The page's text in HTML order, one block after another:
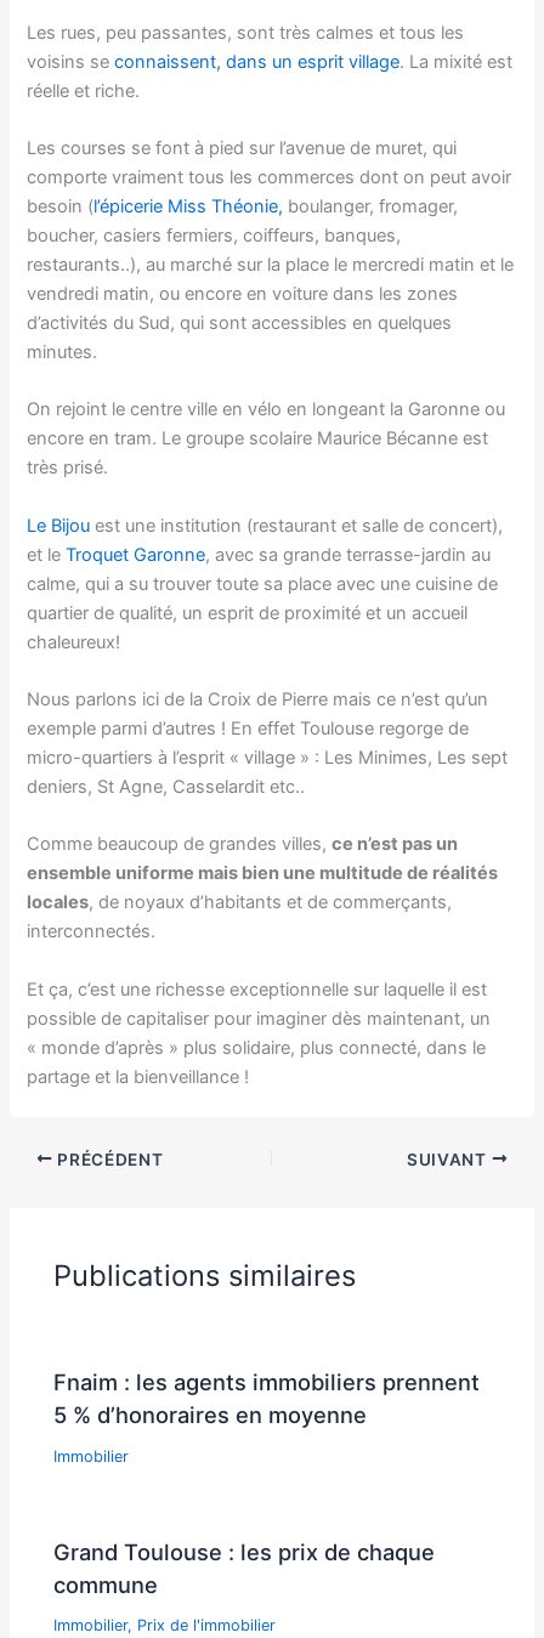
Les rues, peu passantes, sont très calmes et tous les
voisins seconnaissent, dans un esprit village. La mixité est
réelle et riche.
Les courses se font à pied sur l’avenue de muret, qui
comporte vraiment tous les commerces dont on peut avoir
besoin (l’épicerie Miss Théonie, boulanger, fromager,
boucher, casiers fermiers, coiffeurs, banques,
restaurants..), au marché sur la place le mercredi matin et le
vendredi matin, ou encore en voiture dans les zones
d’activités du Sud, qui sont accessibles en quelques
minutes.
On rejoint le centre ville en vélo en longeant la Garonne ou
encore en tram. Le groupe scolaire Maurice Bécanne est
très prisé.
Le Bijouest une institution (restaurant et salle de concert),
et leTroquet Garonne, avec sa grande terrasse-jardin au
calme, qui a su trouver toute sa place avec une cuisine de
quartier de qualité, un esprit de proximité et un accueil
chaleureux!
Nous parlons ici de la Croix de Pierre mais ce n’est qu’un
exemple parmi d’autres ! En effet Toulouse regorge de
micro-quartiers à l’esprit « village » : Les Minimes, Les sept
deniers, St Agne, Casselardit etc..
Comme beaucoup de grandes villes,ce n’est pas un
ensemble uniforme mais bien une multitude de réalités
locales, de noyaux d’habitants et de commerçants,
interconnectés.
Et ça, c’est une richesse exceptionnelle sur laquelle il est
possible de capitaliser pour imaginer dès maintenant, un
« monde d’après » plus solidaire, plus connecté, dans le
partage et la bienveillance !
PRÉCÉDENT SUIVANT
Publications similaires
Fnaim : les agents immobiliers prennent
5 % d’honoraires en moyenne
Immobilier
Grand Toulouse : les prix de chaque
commune
Immobilier, Prix de l'immobilier